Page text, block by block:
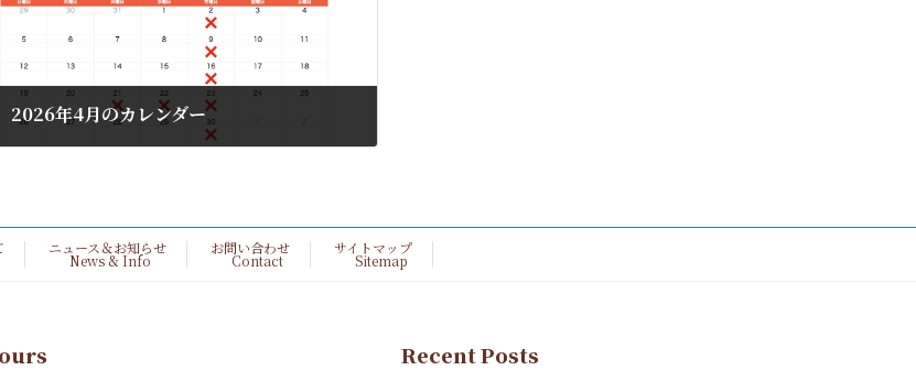
2026年4月のカレンダー
ニュース＆お知らせ
News & Info
お問い合わせ
Contact
サイトマップ
Sitemap
Recent Posts